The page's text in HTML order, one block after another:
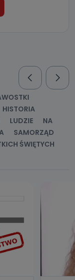
HISTORIA
LUDZIE
NA
SAMORZĄD
ŚWIĘTYCH